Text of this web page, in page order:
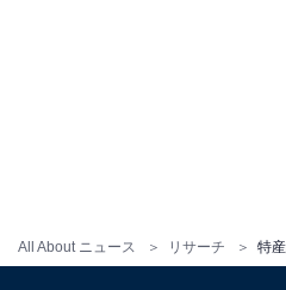
All About ニュース リサーチ